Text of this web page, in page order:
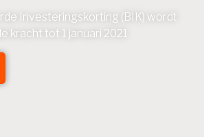
Investeringskorting (BIK) wordt
kracht tot 1 januari 2021